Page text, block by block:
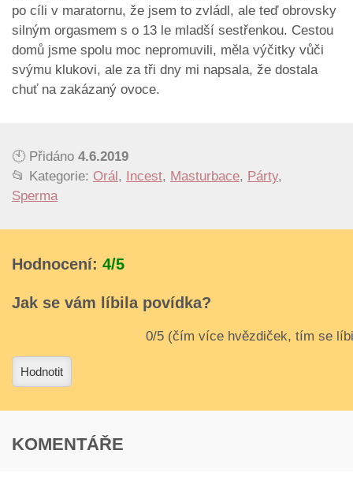
po cíli v maratornu, že jsem to zvládl, ale teď obrovsky
silným orgasmem s o 13 le mladší sestřenkou. Cestou
domů jsme spolu moc nepromuvili, měla výčitky vůči
svýmu klukovi, ale za tři dny mi napsala, že dostala
chuť na zakázaný ovoce.
🕙 Přidáno 4.6.2019
📂 Kategorie: Orál , Incest, Masturbace, Párty,
Sperma
Hodnocení: 4/5
Jak se vám líbila povídka?
Hodnotit
KOMENTÁŘE